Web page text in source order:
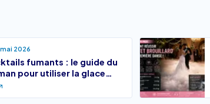
mai 2026
fumants : le guide du
pour utiliser la glace
en toute sécurité